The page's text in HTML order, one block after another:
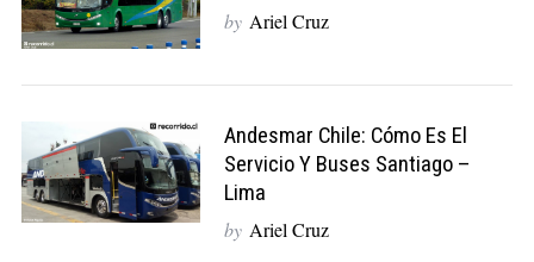
by Ariel Cruz
Andesmar Chile: Cómo Es El
Servicio Y Buses Santiago –
Lima
by Ariel Cruz